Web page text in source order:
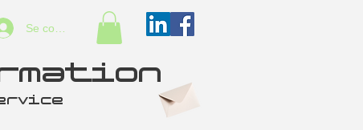
Se connecter